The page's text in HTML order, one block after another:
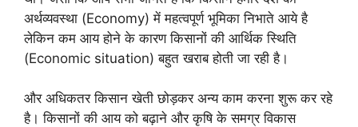
अर्थव्यवस्था (Economy) में महत्वपूर्ण भूमिका निभाते आये है
लेकिन कम आय होने के कारण किसानों की आर्थिक स्थिति
(Economic situation) बहुत खराब होती जा रही है।
और अधिकतर किसान खेती छोड़कर अन्य काम करना शुरू कर रहे
है। किसानों की आय को बढ़ाने और कृषि के समग्र विकास